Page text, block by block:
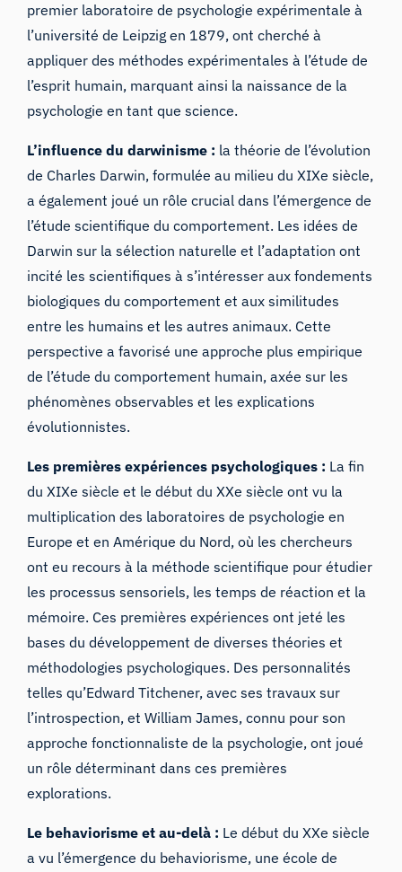
premier laboratoire de psychologie expérimentale à
l’université de Leipzig en 1879, ont cherché à
appliquer des méthodes expérimentales à l’étude de
l’esprit humain, marquant ainsi la naissance de la
psychologie en tant que science.
L’influence du darwinisme : la théorie de l’évolution
de Charles Darwin, formulée au milieu du XIXe siècle,
a également joué un rôle crucial dans l’émergence de
l’étude scientifique du comportement. Les idées de
Darwin sur la sélection naturelle et l’adaptation ont
incité les scientifiques à s’intéresser aux fondements
biologiques du comportement et aux similitudes
entre les humains et les autres animaux. Cette
perspective a favorisé une approche plus empirique
de l’étude du comportement humain, axée sur les
phénomènes observables et les explications
évolutionnistes.
Les premières expériences psychologiques : La fin
du XIXe siècle et le début du XXe siècle ont vu la
multiplication des laboratoires de psychologie en
Europe et en Amérique du Nord, où les chercheurs
ont eu recours à la méthode scientifique pour étudier
les processus sensoriels, les temps de réaction et la
mémoire. Ces premières expériences ont jeté les
bases du développement de diverses théories et
méthodologies psychologiques. Des personnalités
telles qu’Edward Titchener, avec ses travaux sur
l’introspection, et William James, connu pour son
approche fonctionnaliste de la psychologie, ont joué
un rôle déterminant dans ces premières
explorations.
Le behaviorisme et au-delà : Le début du XXe siècle
a vu l’émergence du behaviorisme, une école de